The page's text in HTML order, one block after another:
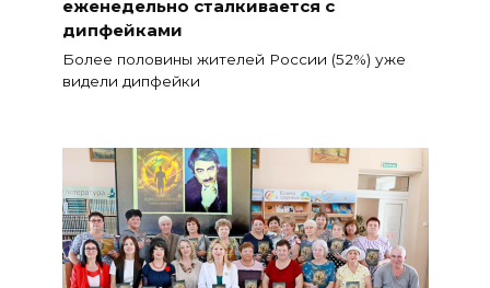
еженедельно сталкивается с
дипфейками
Более половины жителей России (52%) уже
видели дипфейки